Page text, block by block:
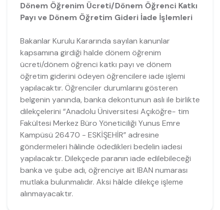
Dönem Öğrenim Ücreti/Dönem Öğrenci Katkı
Payı ve Dönem Öğretim Gideri İade İşlemleri
Bakanlar Kurulu Kararında sayılan kanunlar
kapsamına girdiği halde dönem öğrenim
ücreti/dönem öğrenci katkı payı ve dönem
öğretim giderini ödeyen öğrencilere iade işlemi
yapılacaktır. Öğrenciler durumlarını gösteren
belgenin yanında, banka dekontunun aslı ile birlikte
dilekçelerini “Anadolu Üniversitesi Açıköğre- tim
Fakültesi Merkez Büro Yöneticiliği Yunus Emre
Kampüsü 26470 - ESKİŞEHİR” adresine
göndermeleri hâlinde ödedikleri bedelin iadesi
yapılacaktır. Dilekçede paranın iade edilebileceği
banka ve şube adı, öğrenciye ait IBAN numarası
mutlaka bulunmalıdır. Aksi hâlde dilekçe işleme
alınmayacaktır.